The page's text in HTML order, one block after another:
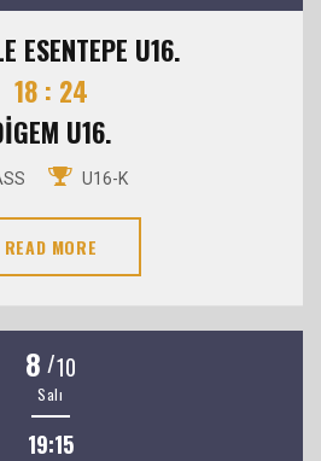
ESENTEPE U16.
18 : 24
U16.
U16-K
READ MORE
8 /10
Salı
19:15